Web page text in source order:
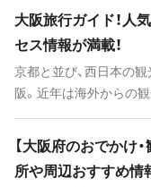
大阪市内の重要スポッ
筋線の駅もあります。 そして、ターミナル駅の構内
には楽しいスポットが
阪の有名どころ名物グル
ショッピングなど新大
徹底解説します。
大阪旅行ガイド！人
セス情報が満載！
京都と並び、西日本の
阪。近年は海外からの
ルメとアミューズメン
きやお好み焼きなどの「
看板。また、進化を続け
【大阪府のおでかけ
所や周辺おすすめ情